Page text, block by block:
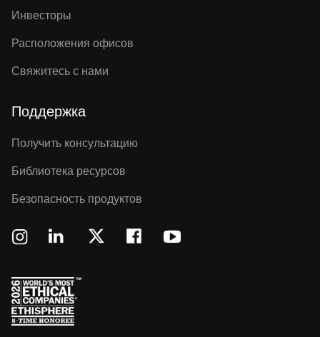
Инвесторы
Расположения офисов
Свяжитесь с нами
Поддержка
Получить консультацию
Библиотека ресурсов
Безопасность продуктов